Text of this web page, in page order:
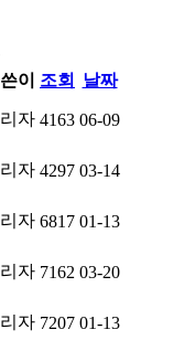
이 조회 날짜
자 4163 06-09
자 4297 03-14
자 6817 01-13
자 7162 03-20
자 7207 01-13